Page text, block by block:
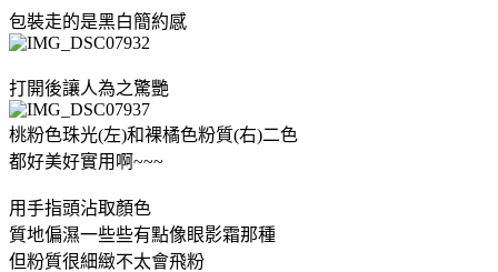
包裝走的是黑白簡約感
打開後讓人為之驚艷
桃粉色珠光(左)和裸橘色粉質(右)二色
都好美好實用啊~~~
用手指頭沾取顏色
質地偏濕一些些有點像眼影霜那種
但粉質很細緻不太會飛粉